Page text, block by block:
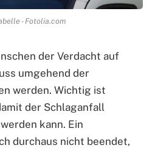
- Fotolia.com
der Verdacht auf
umgehend der
werden. Wichtig ist
der Schlaganfall
kann. Ein
durchaus nicht beendet,